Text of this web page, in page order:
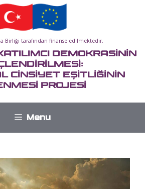
Birliği tarafından finanse edilmektedir.
DEMOKRASİNİN
CİNSİYET EŞİTLİĞİNİN
PROJESİ
Menu